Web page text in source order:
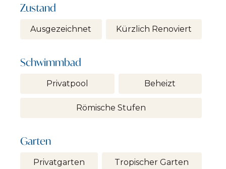
Zustand
Ausgezeichnet Kürzlich Renoviert
Schwimmbad
Privatpool Beheizt
Römische Stufen
Garten
Privatgarten Tropischer Garten